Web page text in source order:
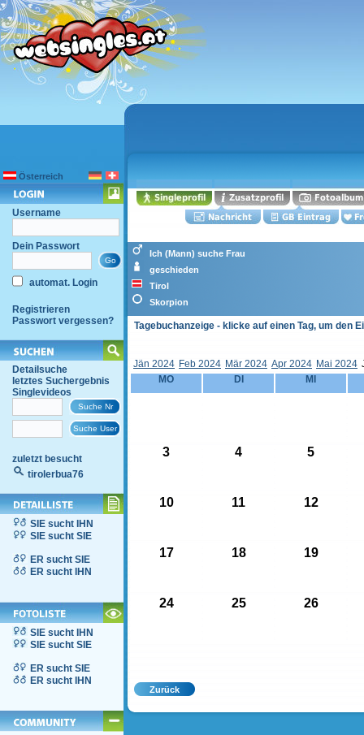
Österreich
Username
Dein Passwort
automat. Login
Registrieren
Passwort vergessen?
Detailsuche
letztes Suchergebnis
Singlevideos
zuletzt besucht
tirolerbua76
SIE sucht IHN
SIE sucht SIE
ER sucht SIE
ER sucht IHN
SIE sucht IHN
SIE sucht SIE
ER sucht SIE
ER sucht IHN
Ich (Mann) suche Frau
geschieden
Tirol
Skorpion
Tagebuchanzeige - klicke auf einen Tag, um den
Jän 2024 Feb 2024 Mär 2024 Apr 2024 Mai 2024
MO
DI MI
3 4 5
10 11 12
17 18 19
24 25 26